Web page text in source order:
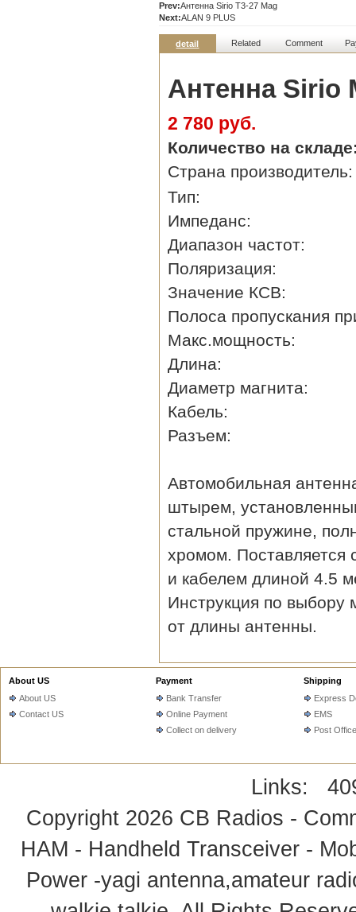
Prev:Антенна Sirio T3-27 Mag
Next:ALAN 9 PLUS
detail Related Comment
Антенна Sirio
2 780 руб.
Количество на
Страна
Тип: с
Импеданс:
Диапазон
Поляризация:
Значение
Полоса пропускания
Длина:
Диаметр
Кабель:
Разъем:
Автомобильная
штырем,
стальной пружине,
хромом. Поставляется
и кабелем длиной 4.5
Инструкция по выбору
от длины антенны.
About US
About US
Contact US
Payment
Bank Transfer
Online Payment
Collect on delivery
Shipping
Express
EMS
Post Office
Links:
Copyright 2026 CB Radios -
HAM - Handheld Transceiver -
Power -yagi antenna,amateur